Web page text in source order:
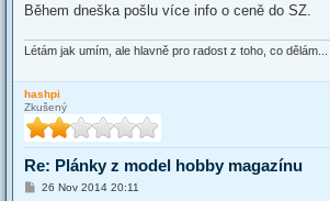
Během dneška pošlu více info o ceně do SZ.
Létám jak umím, ale hlavně pro radost z toho, co dělám...
hashpi
Zkušený
Re: Plánky z model hobby magazínu
P26 Nov 2014 20:11